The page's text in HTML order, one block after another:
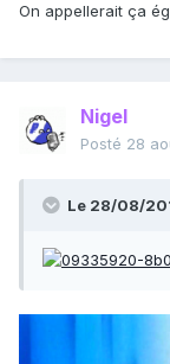
On appellerait ça
Nigel
Posté 28
Le 28/08/